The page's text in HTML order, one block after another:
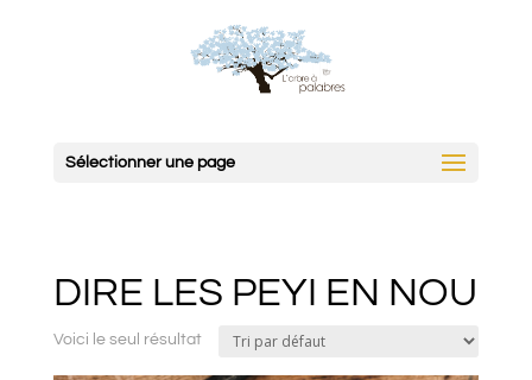
Sélectionner une page
DIRE LES PEYI EN NOU
Voici le seul résultat